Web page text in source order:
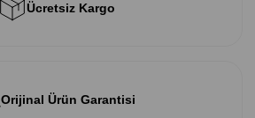
Ücretsiz Kargo
Orijinal Ürün Garantisi